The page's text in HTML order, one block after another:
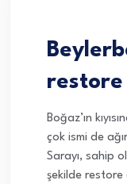
Boğaz’ın
çok ismi de
Sarayı, sahip
şekilde restore